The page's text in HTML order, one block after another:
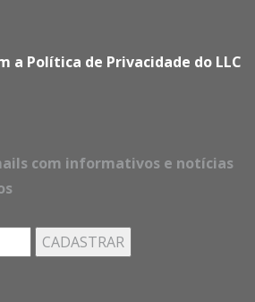
a Política de Privacidade do LLC
com informativos e notícias